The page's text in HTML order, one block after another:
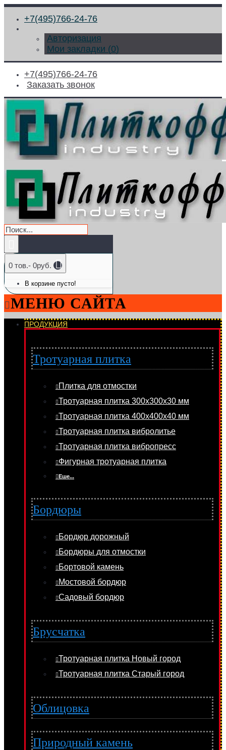
+7(495)766-24-76
Авторизация
Мои закладки (0)
+7(495)766-24-76
Заказать звонок
0 тов.- 0руб.
В корзине пусто!
МЕНЮ САЙТА
ПРОДУКЦИЯ
Тротуарная плитка
Плитка для отмостки
Тротуарная плитка 300х300х30 мм
Тротуарная плитка 400х400х40 мм
Тротуарная плитка вибролитье
Тротуарная плитка вибропресс
Фигурная тротуарная плитка
Еше...
Бордюры
Бордюр дорожный
Бордюры для отмостки
Бортовой камень
Мостовой бордюр
Садовый бордюр
Брусчатка
Тротуарная плитка Новый город
Тротуарная плитка Старый город
Облицовка
Природный камень